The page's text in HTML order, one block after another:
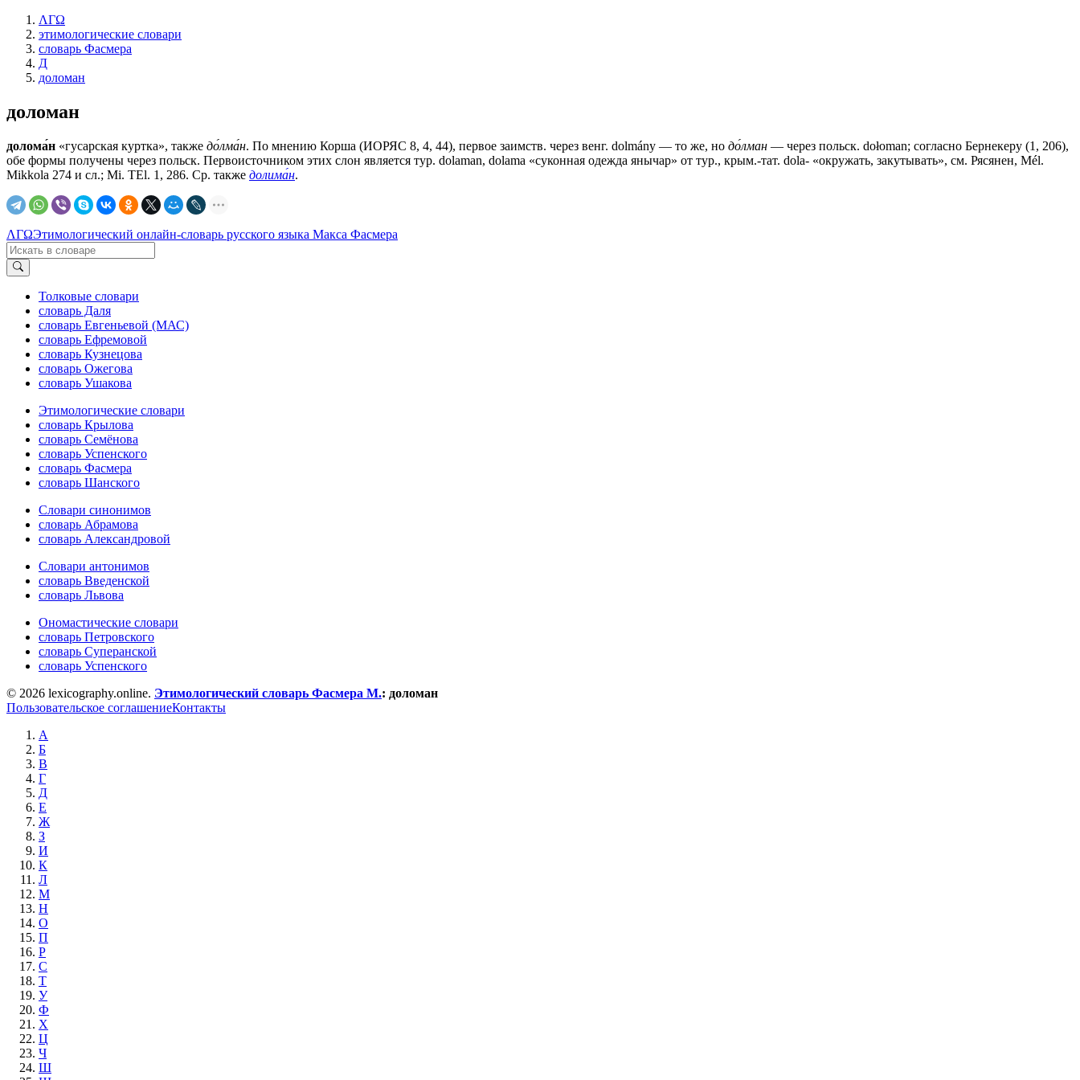
ΛΓΩ
этимологические словари
словарь Фасмера
Д
доломан
доломан
долома́н «гусарская куртка», также до́лма́н. По мнению Корша (ИОРЯС 8, 4, 44), первое заимств. через венг. dolmány — то же, но до́лман — через польск. dołoman; согласно Бернекеру (1, 206),
обе формы получены через польск. Первоисточником этих слон является тур. dolaman, dolama «суконная одежда янычар» от тур., крым.-тат. dola- «окружать, закутывать», см. Рясянен, Mél.
Mikkola 274 и сл.; Mi. TEl. 1, 286. Ср. также долима́н.
ΛΓΩЭтимологический онлайн-словарь русского языка Макса Фасмера
Толковые словари
словарь Даля
словарь Евгеньевой (МАС)
словарь Ефремовой
словарь Кузнецова
словарь Ожегова
словарь Ушакова
Этимологические словари
словарь Крылова
словарь Семёнова
словарь Успенского
словарь Фасмера
словарь Шанского
Словари синонимов
словарь Абрамова
словарь Александровой
Словари антонимов
словарь Введенской
словарь Львова
Ономастические словари
словарь Петровского
словарь Суперанской
словарь Успенского
© 2026 lexicography.online. Этимологический словарь Фасмера М.: доломан
Пользовательское соглашениеКонтакты
А
Б
В
Г
Д
Е
Ж
З
И
К
Л
М
Н
О
П
Р
С
Т
У
Ф
Х
Ц
Ч
Ш